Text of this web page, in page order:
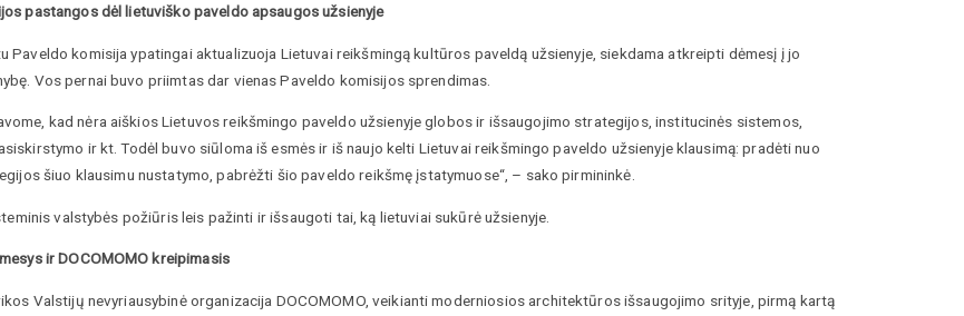
pastangos dėl lietuviško paveldo apsaugos užsienyje
Paveldo komisija ypatingai aktualizuoja Lietuvai reikšmingą kultūros paveldą užsienyje, siekdama atkreipti dėmesį į jo
Vos pernai buvo priimtas dar vienas Paveldo komisijos sprendimas.
kad nėra aiškios Lietuvos reikšmingo paveldo užsienyje globos ir išsaugojimo strategijos, institucinės sistemos,
ir kt. Todėl buvo siūloma iš esmės ir iš naujo kelti Lietuvai reikšmingo paveldo užsienyje klausimą: pradėti nuo
šiuo klausimu nustatymo, pabrėžti šio paveldo reikšmę įstatymuose“, – sako pirmininkė.
valstybės požiūris leis pažinti ir išsaugoti tai, ką lietuviai sukūrė užsienyje.
ir DOCOMOMO kreipimasis
Valstijų nevyriausybinė organizacija DOCOMOMO, veikianti moderniosios architektūros išsaugojimo srityje, pirmą kartą